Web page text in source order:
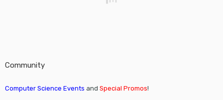
Community
Computer Science Events and Special Promos!